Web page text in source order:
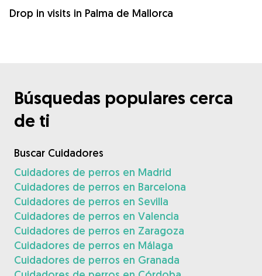
Drop in visits in Palma de Mallorca
Búsquedas populares cerca
de ti
Buscar Cuidadores
Cuidadores de perros en Madrid
Cuidadores de perros en Barcelona
Cuidadores de perros en Sevilla
Cuidadores de perros en Valencia
Cuidadores de perros en Zaragoza
Cuidadores de perros en Málaga
Cuidadores de perros en Granada